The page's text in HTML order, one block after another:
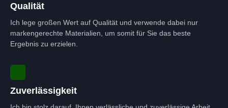
Qualität
Ich lege großen Wert auf Qualität und verwende dabei nur
markengerechte Materialien, um somit für Sie das beste
Ergebnis zu erzielen.
Zuverlässigkeit